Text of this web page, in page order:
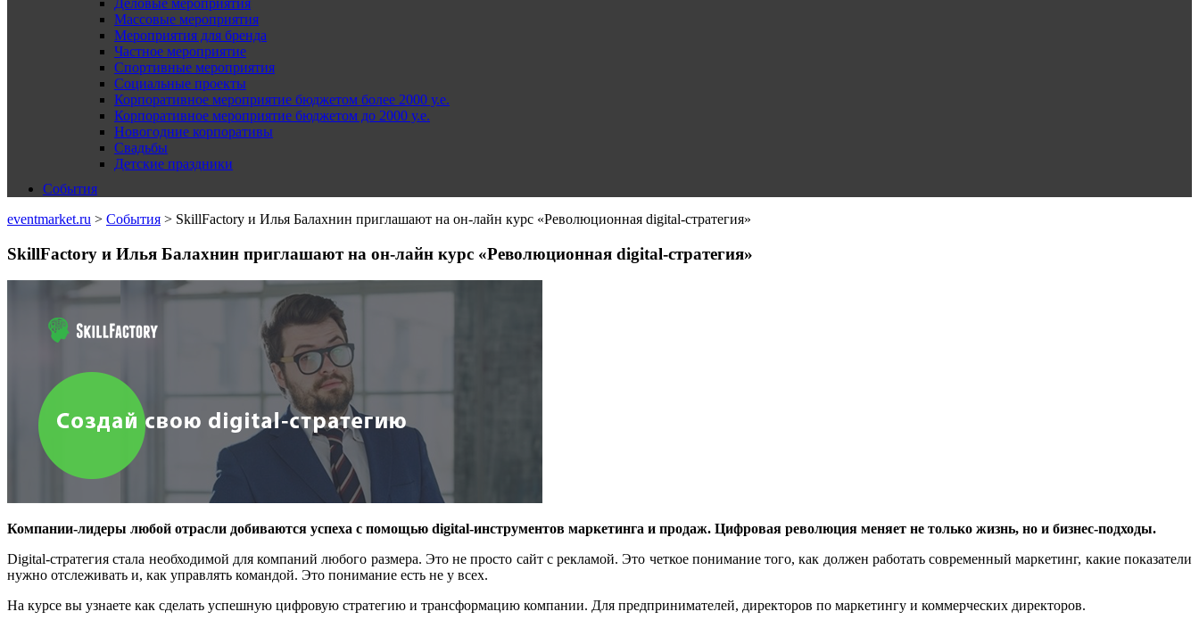
Деловые мероприятия
Массовые мероприятия
Мероприятия для бренда
Частное мероприятие
Спортивные мероприятия
Социальные проекты
Корпоративное мероприятие бюджетом более 2000 у.е.
Корпоративное мероприятие бюджетом до 2000 у.е.
Новогодние корпоративы
Свадьбы
Детские праздники
События
eventmarket.ru > События > SkillFactory и Илья Балахнин приглашают на он-лайн курс «Революционная digital-стратегия»
SkillFactory и Илья Балахнин приглашают на он-лайн курс «Революционная digital-стратегия»
Компании-лидеры любой отрасли добиваются успеха с помощью digital-инструментов маркетинга и продаж. Цифровая революция меняет не только жизнь, но и бизнес-подходы.
Digital-стратегия стала необходимой для компаний любого размера. Это не просто сайт с рекламой. Это четкое понимание того, как должен работать современный маркетинг, какие показатели
нужно отслеживать и, как управлять командой. Это понимание есть не у всех.
На курсе вы узнаете как сделать успешную цифровую стратегию и трансформацию компании. Для предпринимателей, директоров по маркетингу и коммерческих директоров.